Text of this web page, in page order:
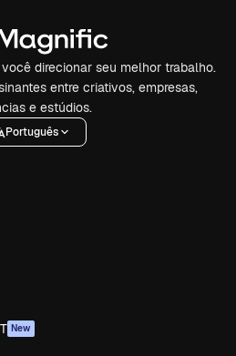
direcionar seu melhor trabalho.
entre criativos, empresas,
e estúdios.
Português
New